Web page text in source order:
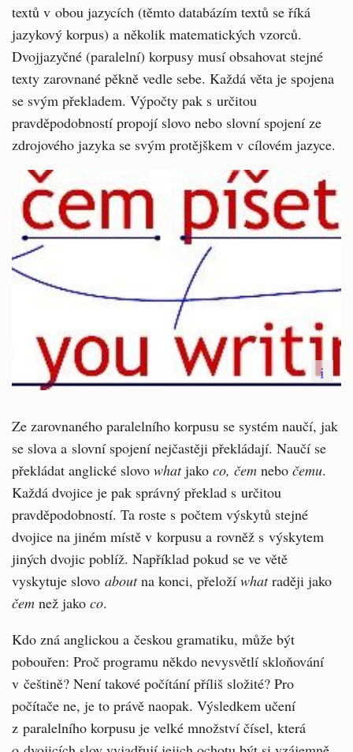
textů v obou jazycích (těmto databázím textů se říká
jazykový korpus) a několik matematických vzorců.
Dvojjazyčné (paralelní) korpusy musí obsahovat stejné
texty zarovnané pěkně vedle sebe. Každá věta je spojena
se svým překladem. Výpočty pak s určitou
pravděpodobností propojí slovo nebo slovní spojení ze
zdrojového jazyka se svým protějškem v cílovém jazyce.
i
Ze zarovnaného paralelního korpusu se systém naučí, jak
se slova a slovní spojení nejčastěji překládají. Naučí se
překládat anglické slovo whatjako co, čem nebo čemu.
Každá dvojice je pak správný překlad s určitou
pravděpodobností. Ta roste s počtem výskytů stejné
dvojice na jiném místě v korpusu a rovněž s výskytem
jiných dvojic poblíž. Například pokud se ve větě
vyskytuje slovo aboutna konci, přeloží whatraději jako
čem než jako co.
Kdo zná anglickou a českou gramatiku, může být
pobouřen: Proč programu někdo nevysvětlí skloňování
v češtině? Není takové počítání příliš složité? Pro
počítače ne, je to právě naopak. Výsledkem učení
z paralelního korpusu je velké množství čísel, která